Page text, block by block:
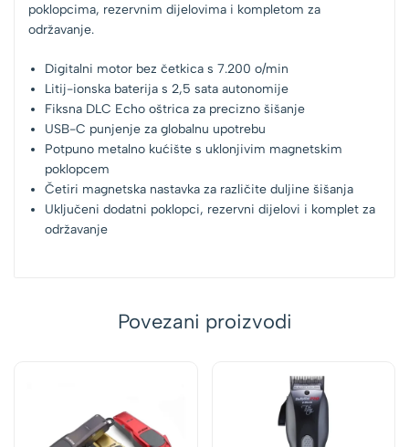
poklopcima, rezervnim dijelovima i kompletom za
održavanje.
Digitalni motor bez četkica s 7.200 o/min
Litij-ionska baterija s 2,5 sata autonomije
Fiksna DLC Echo oštrica za precizno šišanje
USB-C punjenje za globalnu upotrebu
Potpuno metalno kućište s uklonjivim magnetskim
poklopcem
Četiri magnetska nastavka za različite duljine šišanja
Uključeni dodatni poklopci, rezervni dijelovi i komplet za
održavanje
Povezani proizvodi